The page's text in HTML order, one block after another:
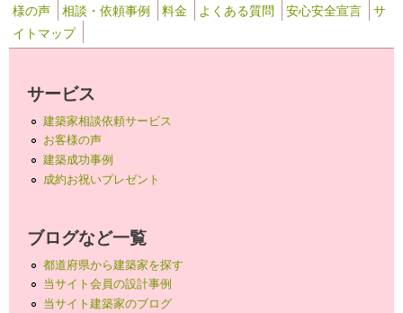
様の声
相談・依頼事例 料金 よくある質問 安心安全宣言
サ
イトマップ
サービス
建築家相談依頼サービス
お客様の声
建築成功事例
成約お祝いプレゼント
ブログなど一覧
都道府県から建築家を探す
当サイト会員の設計事例
当サイト建築家のブログ